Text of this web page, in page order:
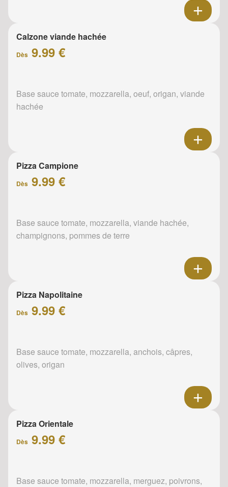
Calzone viande hachée
Dès 9.99 €
Base sauce tomate, mozzarella, oeuf, origan, viande
hachée
Pizza Campione
Dès 9.99 €
Base sauce tomate, mozzarella, viande hachée,
champignons, pommes de terre
Pizza Napolitaine
Dès 9.99 €
Base sauce tomate, mozzarella, anchois, câpres,
olives, origan
Pizza Orientale
Dès 9.99 €
Base sauce tomate, mozzarella, merguez, poivrons,